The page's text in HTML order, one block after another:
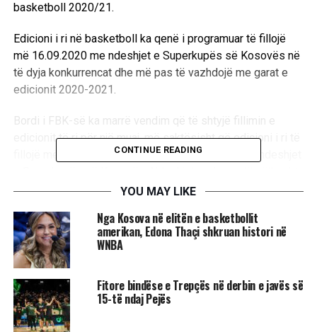
basketboll 2020/21.
Edicioni i ri në basketboll ka qenë i programuar të fillojë
më 16.09.2020 me ndeshjet e Superkupës së Kosovës në
të dyja konkurrencat dhe më pas të vazhdojë me garat e
edicionit 2020-2021.
Bordi i FBK-së ka marrë vendim që të shtyjë fillimin e
edicionit të ri për një muaj, më saktësisht që edicioni i ri të
fillojë më 14.10.2020, kur edhe do të organizohen ndeshjet
do të shtyhen për një muaj.
“Ky vendim është marrë duke parë gjendjen momentale të
pandemisë COVID-19 në vendin tonë, por edhe pas
konsultimeve me autoritetet përkatëse në nivel vendor
dhe në pajtim me udhëzimet e profesionistëve
shëndetësorë duke pasur në vëmendje dhe radhë të parë
shëndetin e lojtarëve, trajnerëve, punëtorëve sportivë dhe
të gjithë akterëve të përfshirë në organizimin e garave të
CONTINUE READING
YOU MAY LIKE
​Nga Kosova në elitën e basketbollit
amerikan, Edona Thaçi shkruan histori në
WNBA
Fitore bindëse e Trepçës në derbin e javës së
15-të ndaj Pejës